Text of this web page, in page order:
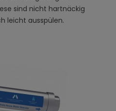
sind nicht hartnäckig
leicht ausspülen.